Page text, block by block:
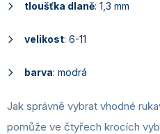
tloušťka dlaně: 1,3 mm
velikost: 6-11
barva: modrá
Jak správně vybrat vhodné
pomůže ve čtyřech krocích